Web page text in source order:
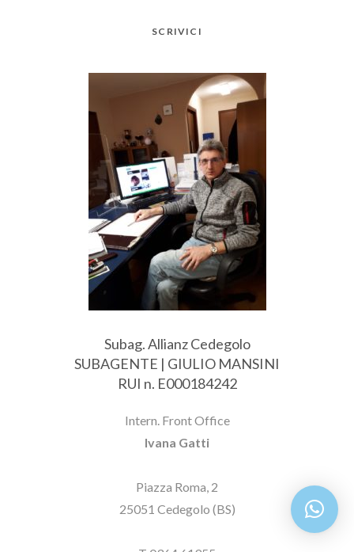
SCRIVICI
Subag. Allianz Cedegolo
SUBAGENTE | GIULIO MANSINI
RUI n. E000184242
Intern. Front Office
Ivana Gatti
Piazza Roma, 2
25051 Cedegolo (BS)